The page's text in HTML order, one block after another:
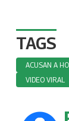
TAGS
ACUSAN A
VIDEO VIRAL